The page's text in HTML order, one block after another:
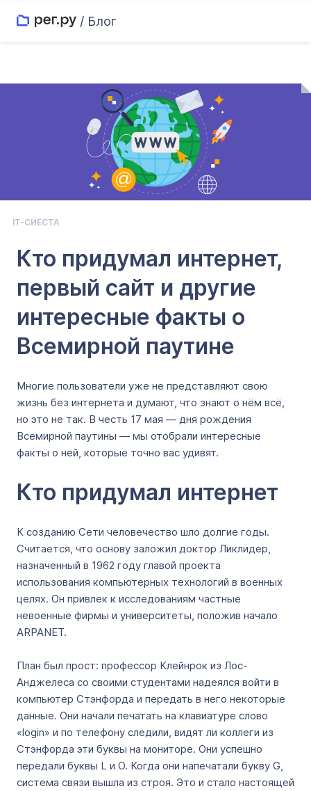
/ Блог
IT-СИЕСТА
Кто придумал интернет,
первый сайт и другие
интересные факты о
Всемирной паутине
Многие пользователи уже не представляют свою
жизнь без интернета и думают, что знают о нём всё,
но это не так. В честь 17 мая — дня рождения
Всемирной паутины — мы отобрали интересные
факты о ней, которые точно вас удивят.
Кто придумал интернет
К созданию Сети человечество шло долгие годы.
Считается, что основу заложил доктор Ликлидер,
назначенный в 1962 году главой проекта
использования компьютерных технологий в военных
целях. Он привлек к исследованиям частные
невоенные фирмы и университеты, положив начало
ARPANET.
План был прост: профессор Клейнрок из Лос-
Анджелеса со своими студентами надеялся войти в
компьютер Стэнфорда и передать в него некоторые
данные. Они начали печатать на клавиатуре слово
«login» и по телефону следили, видят ли коллеги из
Стэнфорда эти буквы на мониторе. Они успешно
передали буквы L и O. Когда они напечатали букву G,
система связи вышла из строя. Это и стало настоящей